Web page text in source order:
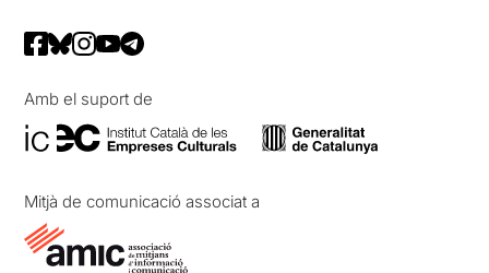
Amb el suport de
Mitjà de comunicació associat a